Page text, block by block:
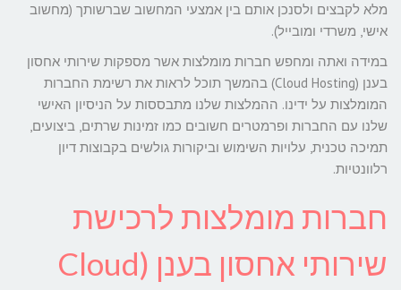
מלא לקבצים ולסנכן אותם בין אמצעי המחשוב שברשותך (מחשוב
אישי, משרדי ומובייל).
במידה ואתה ומחפש חברות מומלצות אשר מספקות שירותי אחסון
בענן (Cloud Hosting) בהמשך תוכל לראות את רשימת החברות
המומלצות על ידינו. ההמלצות שלנו מתבססות על הניסיון האישי
שלנו עם החברות ופרמטרים חשובים כמו זמינות שרתים, ביצועים,
תמיכה טכנית, עלויות השימוש וביקורות גולשים בקבוצות דיון
רלוונטיות.
חברות מומלצות לרכישת
שירותי אחסון בענן (Cloud